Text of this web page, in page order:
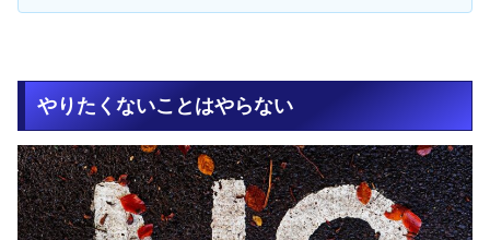
やりたくないことはやらない